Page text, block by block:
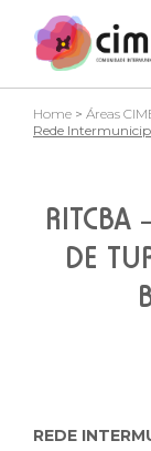
Home > Áreas
Rede
RITCBA
DE
REDE